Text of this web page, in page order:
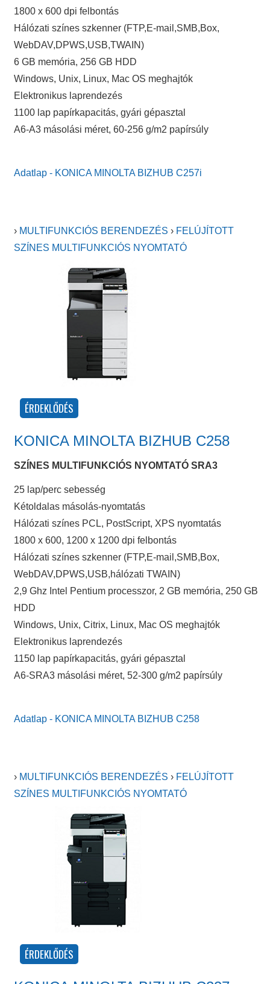
1800 x 600 dpi felbontás
Hálózati színes szkenner (FTP,E-mail,SMB,Box,
WebDAV,DPWS,USB,TWAIN)
6 GB memória, 256 GB HDD
Windows, Unix, Linux, Mac OS meghajtók
Elektronikus laprendezés
1100 lap papírkapacitás, gyári gépasztal
A6-A3 másolási méret, 60-256 g/m2 papírsúly
Adatlap - KONICA MINOLTA BIZHUB C257i
› MULTIFUNKCIÓS BERENDEZÉS › FELÚJÍTOTT
SZÍNES MULTIFUNKCIÓS NYOMTATÓ
KONICA MINOLTA BIZHUB C258
SZÍNES MULTIFUNKCIÓS NYOMTATÓ SRA3
25 lap/perc sebesség
Kétoldalas másolás-nyomtatás
Hálózati színes PCL, PostScript, XPS nyomtatás
1800 x 600, 1200 x 1200 dpi felbontás
Hálózati színes szkenner (FTP,E-mail,SMB,Box,
WebDAV,DPWS,USB,hálózati TWAIN)
2,9 Ghz Intel Pentium processzor, 2 GB memória, 250 GB
HDD
Windows, Unix, Citrix, Linux, Mac OS meghajtók
Elektronikus laprendezés
1150 lap papírkapacitás, gyári gépasztal
A6-SRA3 másolási méret, 52-300 g/m2 papírsúly
Adatlap - KONICA MINOLTA BIZHUB C258
› MULTIFUNKCIÓS BERENDEZÉS › FELÚJÍTOTT
SZÍNES MULTIFUNKCIÓS NYOMTATÓ